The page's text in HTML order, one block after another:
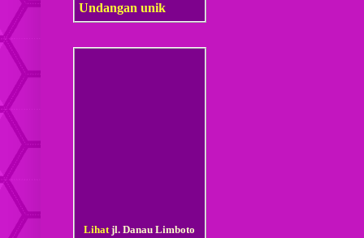
Undangan unik
Lihatjl. Danau Limboto